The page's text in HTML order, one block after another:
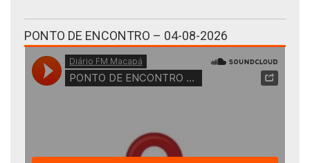
PONTO DE ENCONTRO – 04-08-2026